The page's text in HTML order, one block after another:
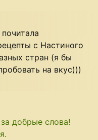
с Настиного
стран (я бы
на вкус)))
добрые слова!